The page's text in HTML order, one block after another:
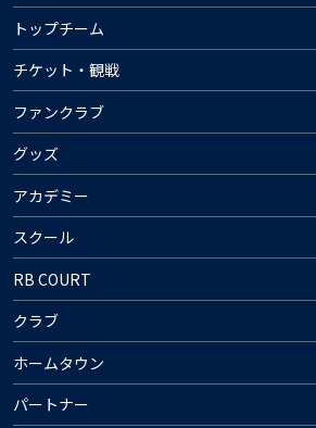
トップチーム
チケット・観戦
ファンクラブ
グッズ
アカデミー
スクール
RB COURT
クラブ
ホームタウン
パートナー